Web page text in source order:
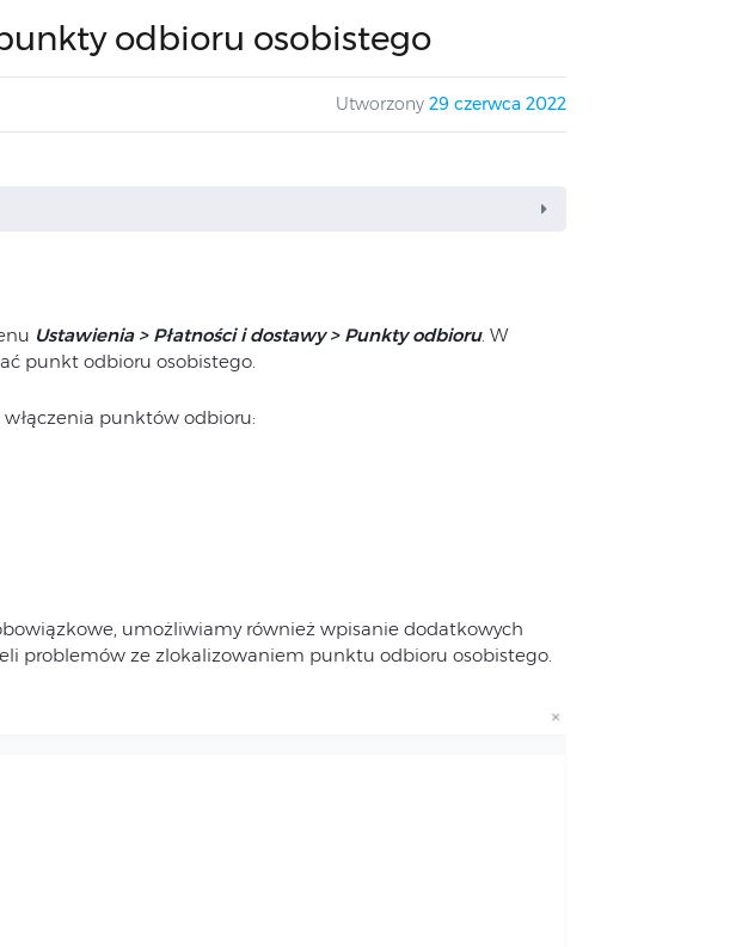
odbioru osobistego
Utworzony 29 czerwca 2022
Ustawienia > Płatności i dostawy > Punkty odbioru. W
punkt odbioru osobistego.
punktów odbioru:
umożliwiamy również wpisanie dodatkowych
problemów ze zlokalizowaniem punktu odbioru osobistego.